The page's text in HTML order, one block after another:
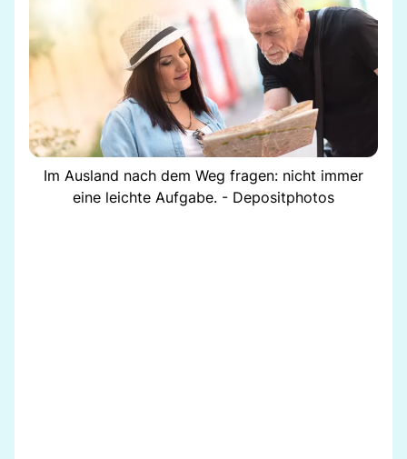
Im Ausland nach dem Weg fragen: nicht immer
eine leichte Aufgabe. - Depositphotos